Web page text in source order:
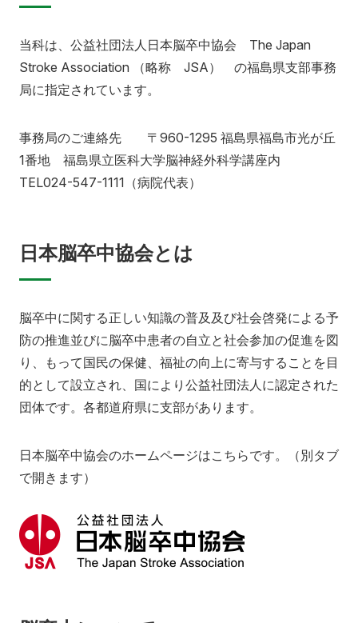
講座へのお問合せ
当科は、公益社団法人日本脳卒中協会 The Japan
Stroke Association （略称 JSA） の福島県支部事務
局に指定されています。
事務局のご連絡先 〒960-1295 福島県福島市光が丘
1番地 福島県立医科大学脳神経外科学講座内
TEL024-547-1111（病院代表）
日本脳卒中協会とは
脳卒中に関する正しい知識の普及及び社会啓発による予
防の推進並びに脳卒中患者の自立と社会参加の促進を図
り、もって国民の保健、福祉の向上に寄与することを目
的として設立され、国により公益社団法人に認定された
団体です。各都道府県に支部があります。
日本脳卒中協会のホームページはこちらです。（別タブ
で開きます）